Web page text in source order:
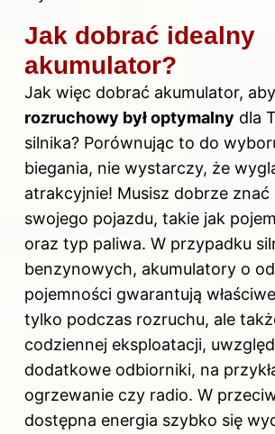
Jak dobrać idealny
akumulator?
Jak więc dobrać akumulator,
rozruchowy był optymalny dla
silnika? Porównując to do
biegania, nie wystarczy, że
atrakcyjnie! Musisz dobrze
swojego pojazdu, takie jak
oraz typ paliwa. W przypadku
benzynowych, akumulatory o
pojemności gwarantują
tylko podczas rozruchu, ale
codziennej eksploatacji,
dodatkowe odbiorniki, na
ogrzewanie czy radio. W
dostępna energia szybko się